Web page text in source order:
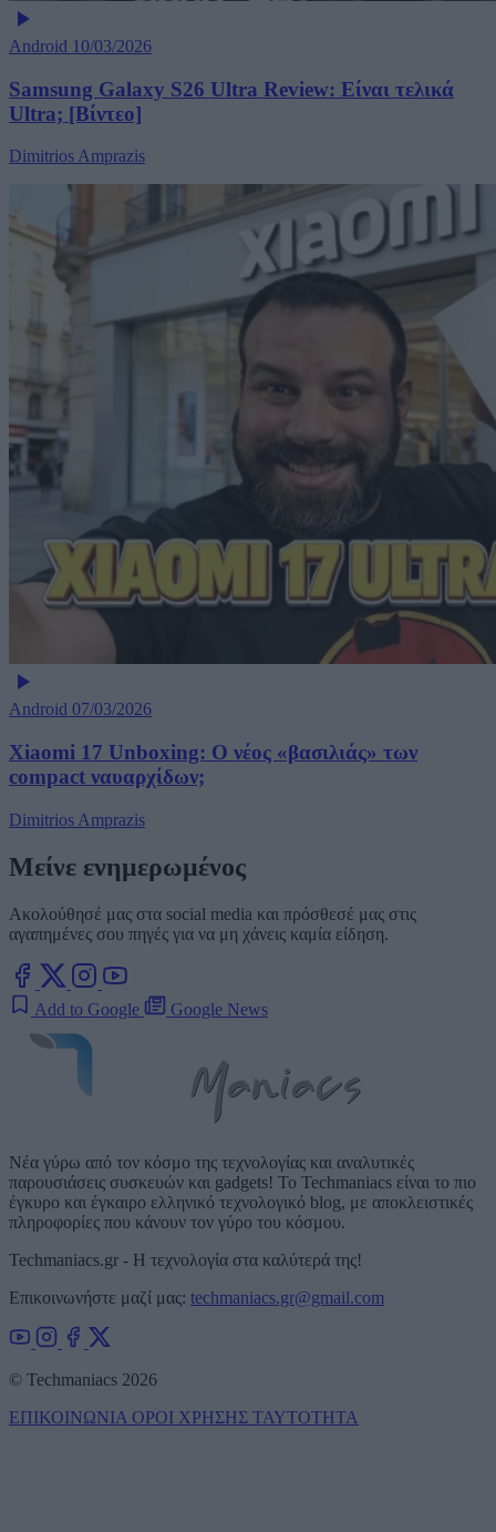
Android 10/03/2026
Samsung Galaxy S26 Ultra Review: Είναι τελικά
Ultra; [Βίντεο]
Dimitrios Amprazis
Android 07/03/2026
Xiaomi 17 Unboxing: Ο νέος «βασιλιάς» των
compact ναυαρχίδων;
Dimitrios Amprazis
Μείνε ενημερωμένος
Ακολούθησέ μας στα social media και πρόσθεσέ μας στις
αγαπημένες σου πηγές για να μη χάνεις καμία είδηση.
Add to Google Google News
Νέα γύρω από τον κόσμο της τεχνολογίας και αναλυτικές
παρουσιάσεις συσκευών και gadgets! Το Techmaniacs είναι το πιο
έγκυρο και έγκαιρο ελληνικό τεχνολογικό blog, με αποκλειστικές
πληροφορίες που κάνουν τον γύρο του κόσμου.
Techmaniacs.gr - Η τεχνολογία στα καλύτερά της!
Επικοινωνήστε μαζί μας: techmaniacs.gr@gmail.com
© Techmaniacs 2026
ΕΠΙΚΟΙΝΩΝΙΑ ΟΡΟΙ ΧΡΗΣΗΣ ΤΑΥΤΟΤΗΤΑ